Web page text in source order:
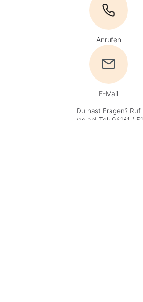
Anrufen
E-Mail
Du hast Fragen? Ruf
uns an! Tel: 04161 / 51